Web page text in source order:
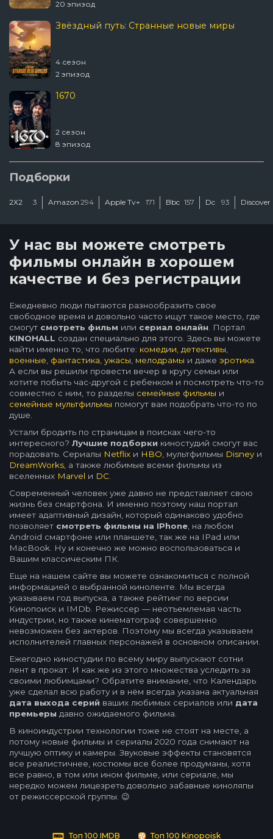
20 эпизод
Звёздный путь: Странные новые миры
4 сезон
2 эпизод
1670
2 сезон
8 эпизод
Подборки
2Х2 3 Amazon 294 Apple Tv+ 171 Bbc 157 Dc 93
У нас вы можете смотреть
фильмы онлайн в хорошем
качестве и без регистрации
Ежедневно люди пытаются разнообразить свое
свободное время и довольно часто ищут такое место, где
смогут смотреть фильм или сериал онлайн . Портал
KINOHALL создан специально для этого. Здесь вы можете
найти именно то, что любите: комедии детективы
военные фантастика ужасы мелодрамы и даже эротика
А если вы решили провести вечер в кругу семьи или
хотите побыть час-другой с ребенком и посмотреть что-то
совместно с ним, то разделы семейные фильмы и
семейные мультфильмы помогут вам подобрать что-то по
душе.
Устали бродить по страницам в поисках чего-то
интересного? Лучшие подборки киностудий смогут вас
порадовать. Сериалы Netflix и HBO , мультфильмы Disney и
DreamWorks , а также любимые всеми фильмы из
вселенных Marvel и DC
Современный человек уже давно не представляет свою
жизнь без смартфона. И именно поэтому наш портал
имеет адаптивный дизайн, который одинаково удобно
позволяет смотреть фильмы на IPhone , на любом
Android смартфоне или планшете, так же на IPad или
MacBook. Ну и конечно же можно воспользоваться и
Вашим классическим ПК.
Еще на нашем сайте вы можете ознакомиться с полной
информацией о выбранной киноленте. Мы всегда
указываем год выпуска, а также рейтинг по версии
Кинопоиск и IMDb. Режиссер — неотъемлемая часть
индустрии, но также кинематограф совершенно
невозможен без актеров. Поэтому мы всегда указываем
исполнителей главных персонажей в основном описании.
Ежегодно киностудии по всему миру выпускают сотни
лент в прокат. И как же из этого множества уследить за
своими любимцами? Обратите внимание, что Календарь
уже сделал всю работу и в нём всегда указана актуальная
дата выхода серий ваших любимых сериалов или дата
премьеры давно ожидаемого фильма.
В киноиндустрии технологии тоже не стоят на месте, а
потому новые фильмы и сериалы 2020 года снимают на
лучшую оптику и камеры. Звуковые эффекты становятся
все реалистичнее, костюмы все более продуманы, хотя
все равно, в том или ином фильме, или сериале, мы
нередко можем лицезреть довольно забавные киноляпы
от режиссерской группы. 😉
Топ 100 IMDB Топ 100 Kinopoisk